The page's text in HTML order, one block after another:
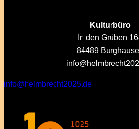
Kulturbüro
In den Grüben
84489
info@helmbrecht2025.de